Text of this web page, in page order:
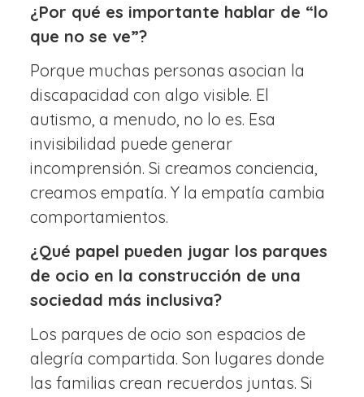
¿Por qué es importante hablar de “lo
que no se ve”?
Porque muchas personas asocian la
discapacidad con algo visible. El
autismo, a menudo, no lo es. Esa
invisibilidad puede generar
incomprensión. Si creamos conciencia,
creamos empatía. Y la empatía cambia
comportamientos.
¿Qué papel pueden jugar los parques
de ocio en la construcción de una
sociedad más inclusiva?
Los parques de ocio son espacios de
alegría compartida. Son lugares donde
las familias crean recuerdos juntas. Si